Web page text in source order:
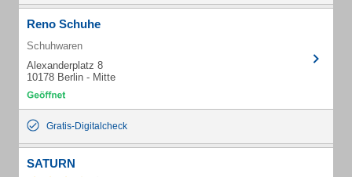
Reno Schuhe
Schuhwaren
Alexanderplatz 8
10178 Berlin - Mitte
Gratis-Digitalcheck
SATURN